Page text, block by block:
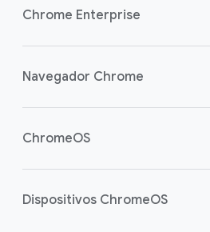
Chrome Enterprise
Seguridad
Navegador Chrome
Descripción general
ChromeOS
Descripción general
Dispositivos ChromeOS